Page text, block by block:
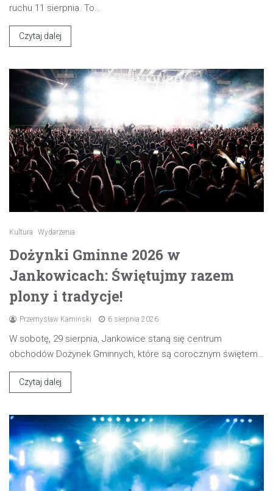
ruchu 11 sierpnia. To…
Czytaj dalej
Kultura Wydarzenia
Dożynki Gminne 2026 w
Jankowicach: Świętujmy razem
plony i tradycje!
Przemysław Kamiński 6 sierpnia 2026
W sobotę, 29 sierpnia, Jankowice staną się centrum
obchodów Dożynek Gminnych, które są corocznym świętem…
Czytaj dalej